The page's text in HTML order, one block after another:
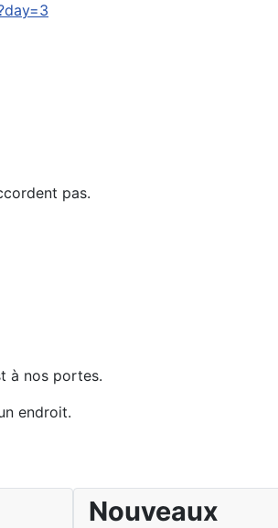
pas.
à nos portes.
endroit.
Nouveaux